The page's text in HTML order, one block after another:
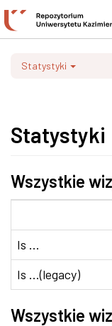
Statystyki
Statystyki
Wszystkie
Is ...
Is ...(legacy)
Wszystkie